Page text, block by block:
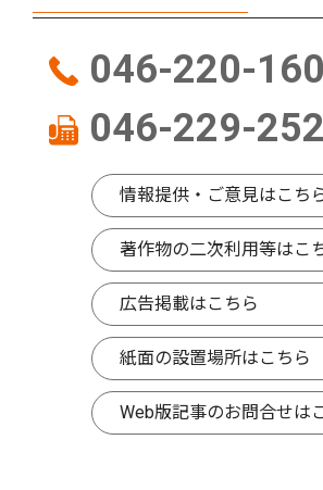
046-220-
046-229-
情報提供・ご意見はこち
著作物の二次利用等はこ
広告掲載はこちら
紙面の設置場所はこちら
Web版記事のお問合せは